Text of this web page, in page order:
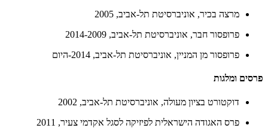
מרצה בכיר, אוניברסיטת תל-אביב, 2005
פרופסור חבר, אוניברסיטת תל-אביב, 2014-2009
פרופסור מן המניין, אוניברסיטת תל-אביב, 2014-היום
פרסים ומלגות
דוקטורט בציון מעולה, אוניברסיטת תל-אביב, 2002
פרס האגודה הישראלית לפיזיקה לסגל אקדמי צעיר, 2011